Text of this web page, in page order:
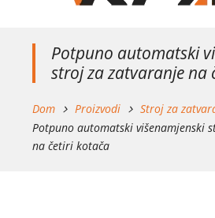
Potpuno automatski
stroj za zatvaranje na
Dom Proizvodi
Stroj za
Potpuno automatski višenamjenski
na četiri kotača